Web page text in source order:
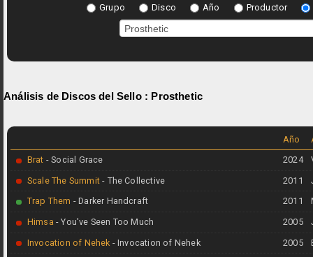
Grupo Disco Año Productor
Análisis de Discos del Sello : Prosthetic
Año
Brat - Social Grace
2024
Scale The Summit- The Collective
2011
Trap Them - Darker Handcraft
2011
Himsa - You've Seen Too Much
2005
Invocation of Nehek - Invocation of Nehek
2005